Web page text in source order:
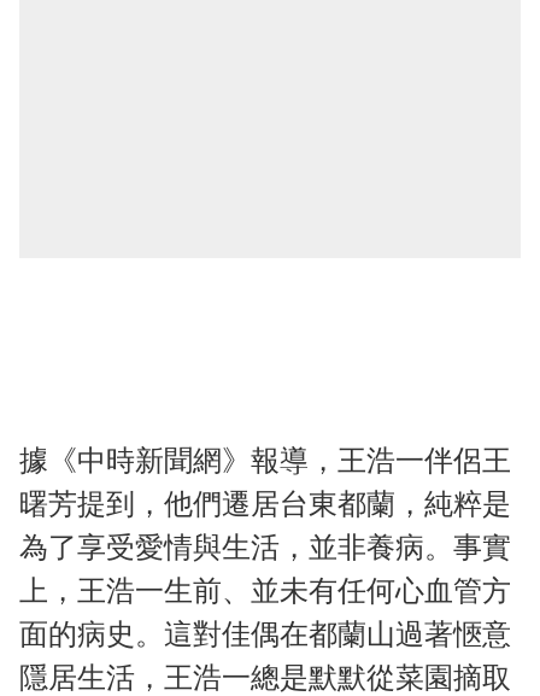
據《中時新聞網》報導，王浩一伴侶王
曙芳提到，他們遷居台東都蘭，純粹是
為了享受愛情與生活，並非養病。事實
上，王浩一生前、並未有任何心血管方
面的病史。這對佳偶在都蘭山過著愜意
隱居生活，王浩一總是默默從菜園摘取